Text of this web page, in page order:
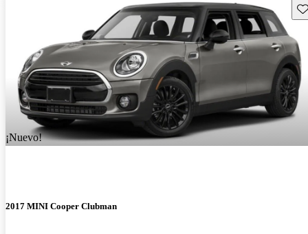
¡Nuevo!
2017 MINI Cooper Clubman